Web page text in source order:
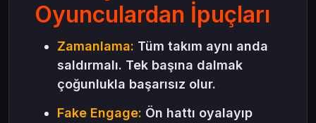
Oyunculardan İpuçları
Zamanlama: Tüm takım aynı anda
saldırmalı. Tek başına dalmak
çoğunlukla başarısız olur.
Fake Engage: Ön hattı oyalayıp